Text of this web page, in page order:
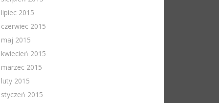
lipiec 2015
czerwiec 2015
maj 2015
kwiecień 2015
marzec 2015
luty 2015
styczeń 2015